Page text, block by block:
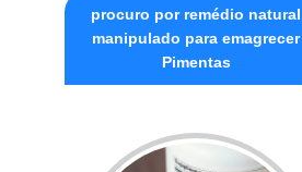
procuro por remédio natural
manipulado para emagrecer
Pimentas